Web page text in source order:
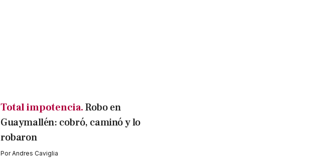
Total impotencia.Robo en
Guaymallén: cobró, caminó y lo
robaron
PorAndres Caviglia